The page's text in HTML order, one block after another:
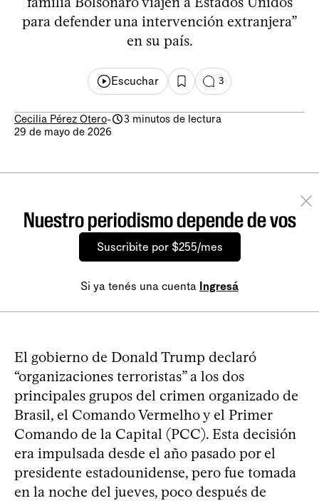
para defender una intervención extranjera”
en su país.
Escuchar 3
Cecilia Pérez Otero-
3 minutos de lectura
29 de mayo de 2026
Nuestro periodismo depende de vos
Suscribite por $255/mes
Si ya tenés una cuenta Ingresá
El gobierno de Donald Trump declaró
“organizaciones terroristas” a los dos
principales grupos del crimen organizado de
Brasil, el Comando Vermelho y el Primer
Comando de la Capital (PCC). Esta decisión
era impulsada desde el año pasado por el
presidente estadounidense, pero fue tomada
en la noche del jueves, poco después de